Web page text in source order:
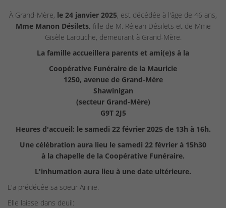
À Grand-Mère, le 24 janvier 2025, est décédée à l'âge de 46 ans,
Mme Manon Désilets, fille de M. Réjean Désilets et de Mme
Gisèle Larouche, demeurant à Grand-Mère.
La famille accueillera parents et ami(e)s à la
Coopérative Funéraire de la Mauricie
1250, avenue de Grand-Mère
Shawinigan
(secteur Grand-Mère)
G9T 2J5
Heures d'accueil: le samedi 22 février 2025 de 13h à 16h.
Une célébration aura lieu le samedi 22 février à 15h30
à la chapelle de la Coopérative Funéraire.
L'inhumation aura lieu à une date ultérieure.
L'a prédécée sa soeur Annie.
Elle laisse dans deuil: